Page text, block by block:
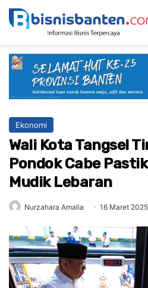
Ekonomi
Wali Kota Tangsel
Pondok Cabe
Mudik Lebaran
Nurzahara Amalia 16 Maret 2025